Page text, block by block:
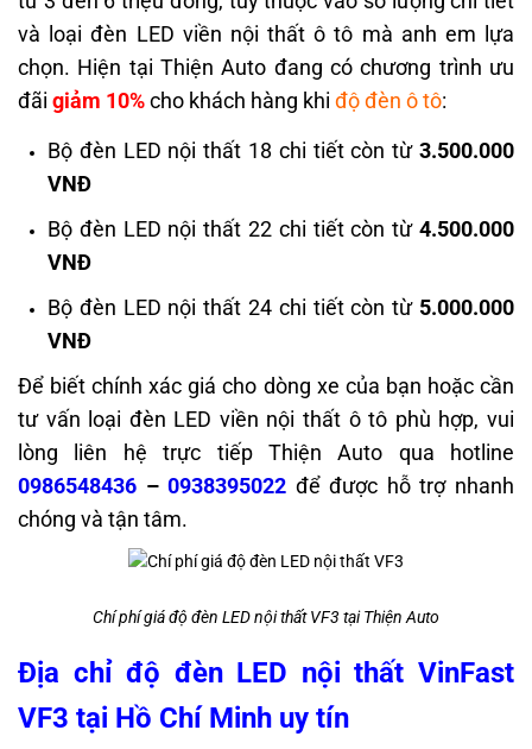
và loại đèn LED viền nội thất ô tô mà anh em lựa
chọn. Hiện tại Thiện Auto đang có chương trình ưu
đãi giảm 10%cho khách hàng khi độ đèn ô tô:
Bộ đèn LED nội thất 18 chi tiết còn từ 3.500.000
VNĐ
Bộ đèn LED nội thất 22 chi tiết còn từ 4.500.000
VNĐ
Bộ đèn LED nội thất 24 chi tiết còn từ 5.000.000
VNĐ
Để biết chính xác giá cho dòng xe của bạn hoặc cần
tư vấn loại đèn LED viền nội thất ô tô phù hợp, vui
lòng liên hệ trực tiếp Thiện Auto qua hotline
0986548436 –0938395022 để được hỗ trợ nhanh
chóng và tận tâm.
Chí phí giá độ đèn LED nội thất VF3 tại Thiện Auto
Địa chỉ độ đèn LED nội thất VinFast
VF3 tại Hồ Chí Minh uy tín